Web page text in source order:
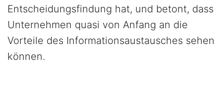
Entscheidungsfindung hat, und betont, dass
Unternehmen quasi von Anfang an die
Vorteile des Informationsaustausches sehen
können.